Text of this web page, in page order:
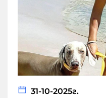
31-10-2025г.